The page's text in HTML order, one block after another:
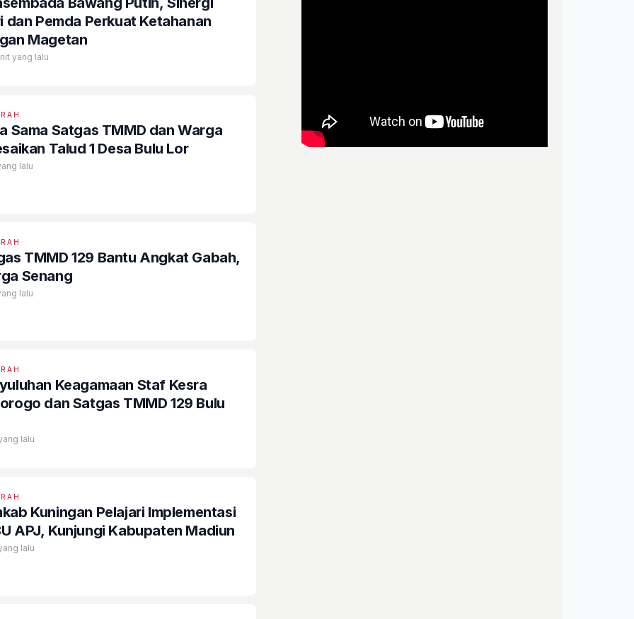
dan Pemda Perkuat Ketahanan
Magetan
yang lalu
Sama Satgas TMMD dan Warga
Talud 1 Desa Bulu Lor
lalu
TMMD 129 Bantu Angkat Gabah,
Senang
lalu
Keagamaan Staf Kesra
dan Satgas TMMD 129 Bulu
lalu
Kuningan Pelajari Implementasi
APJ, Kunjungi Kabupaten Madiun
lalu